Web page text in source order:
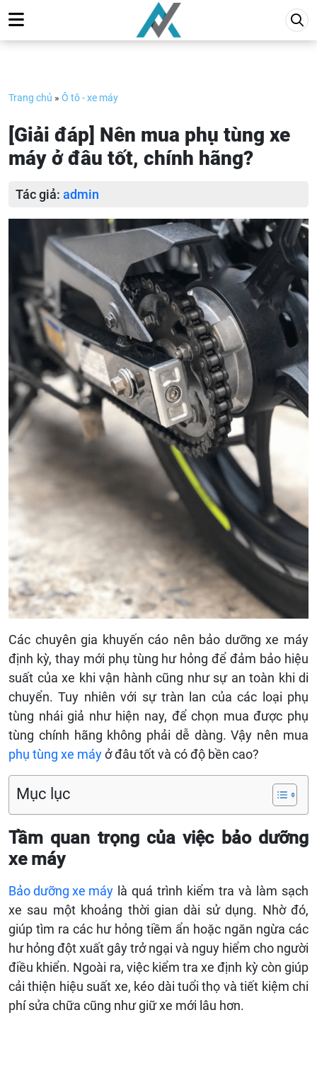
to
content
Trang chủ » Ô tô - xe máy
[Giải đáp] Nên mua phụ tùng xe
máy ở đâu tốt, chính hãng?
Tác giả: admin
Các chuyên gia khuyến cáo nên bảo dưỡng xe máy
định kỳ, thay mới phụ tùng hư hỏng để đảm bảo hiệu
suất của xe khi vận hành cũng như sự an toàn khi di
chuyển. Tuy nhiên với sự tràn lan của các loại phụ
tùng nhái giả như hiện nay, để chọn mua được phụ
tùng chính hãng không phải dễ dàng. Vậy nên mua
phụ tùng xe máyở đâu tốt và có độ bền cao?
Mục lục
Tầm quan trọng của việc bảo dưỡng
xe máy
Bảo dưỡng xe máy là quá trình kiểm tra và làm sạch
xe sau một khoảng thời gian dài sử dụng. Nhờ đó,
giúp tìm ra các hư hỏng tiềm ẩn hoặc ngăn ngừa các
hư hỏng đột xuất gây trở ngại và nguy hiểm cho người
điều khiển. Ngoài ra, việc kiểm tra xe định kỳ còn giúp
cải thiện hiệu suất xe, kéo dài tuổi thọ và tiết kiệm chi
phí sửa chữa cũng như giữ xe mới lâu hơn.